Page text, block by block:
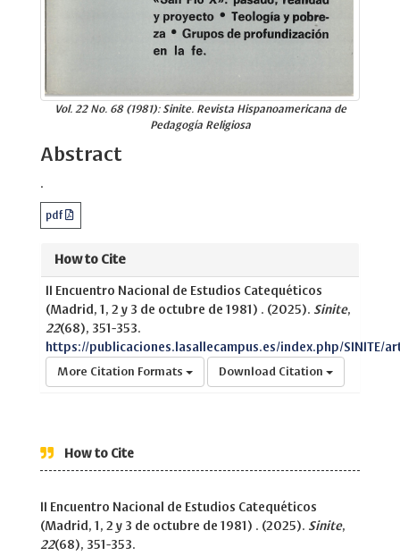
Vol. 22 No. 68 (1981): Sinite. Revista Hispanoamericana de
Pedagogía Religiosa
Abstract
.
pdf
How to Cite
II Encuentro Nacional de Estudios Catequéticos
(Madrid, 1, 2 y 3 de octubre de 1981) . (2025). Sinite,
22(68), 351-353.
https://publicaciones.lasallecampus.es/index.php/SINITE/
More Citation Formats Download Citation
How to Cite
II Encuentro Nacional de Estudios Catequéticos
(Madrid, 1, 2 y 3 de octubre de 1981) . (2025). Sinite,
22(68), 351-353.